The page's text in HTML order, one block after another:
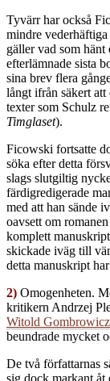
Tyvärr har också
mindre
gäller vad som
efterlämnade sista
sina brev flera
långt ifrån säkert
texter som Schulz
Timglaset).
Ficowski fortsatte
söka efter detta
slags slutgiltig
färdigredigerade
med att han sände
oavsett om
komplett
skickade iväg till
detta manuskript
2) Omogenheten.
kritikern Andrzej
Witold
beundrade mycket
De två författarnas
sig dock markant